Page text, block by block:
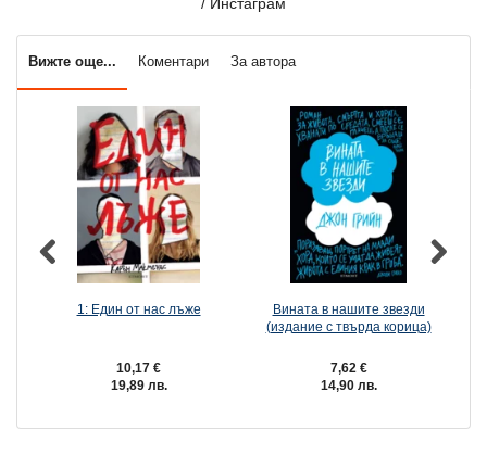
/ Инстаграм
Вижте още... Коментари За автора
1: Един от нас лъже
10,17 €
19,89 лв.
Вината в нашите звезди
(издание с твърда корица)
7,62 €
14,90 лв.